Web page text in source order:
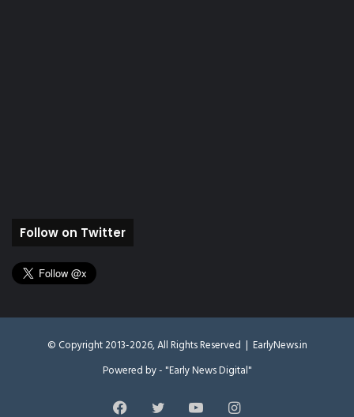
Follow on Twitter
© Copyright 2013-2026, All Rights Reserved | EarlyNews.in
Powered by - "Early News Digital"
FacebookTwitter YouTubeInstagram